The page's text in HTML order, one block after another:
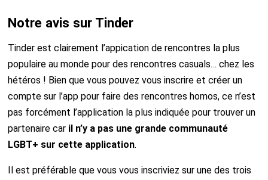
Notre avis sur Tinder
Tinder est clairement l’appication de rencontres la plus
populaire au monde pour des rencontres casuals… chez les
hétéros ! Bien que vous pouvez vous inscrire et créer un
compte sur l’app pour faire des rencontres homos, ce n’est
pas forcément l’application la plus indiquée pour trouver un
partenaire car il n’y a pas une grande communauté
LGBT+ sur cette application.
Il est préférable que vous vous inscriviez sur une des trois